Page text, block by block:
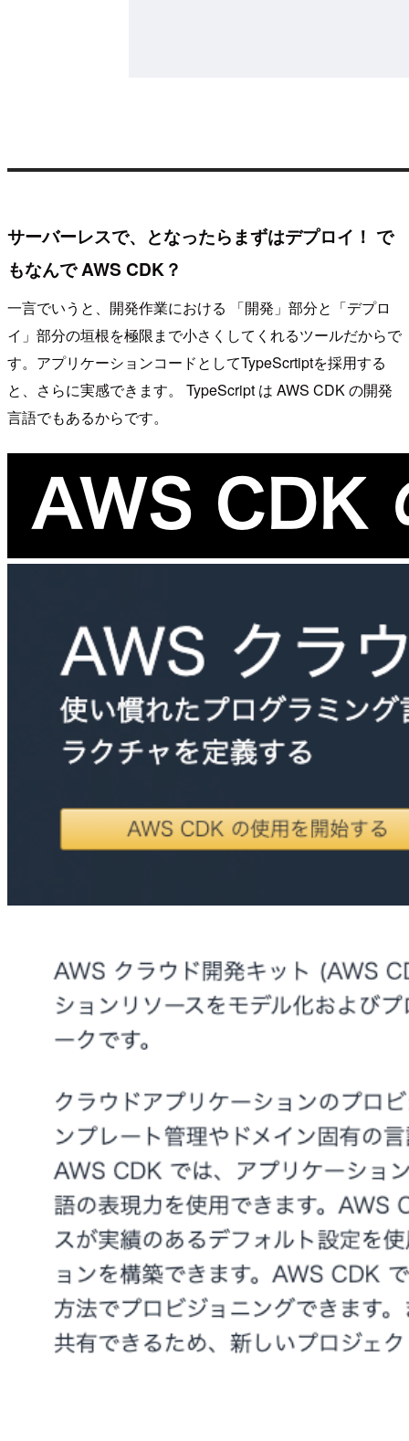
サーバーレスで、となったらまずはデプロイ！ で
もなんで AWS CDK？
一言でいうと、開発作業における 「開発」部分と「デプロ
イ」部分の垣根を極限まで小さくしてくれるツールだからで
す。アプリケーションコードとしてTypeScrtiptを採用する
と、さらに実感できます。 TypeScript は AWS CDK の開発
言語でもあるからです。